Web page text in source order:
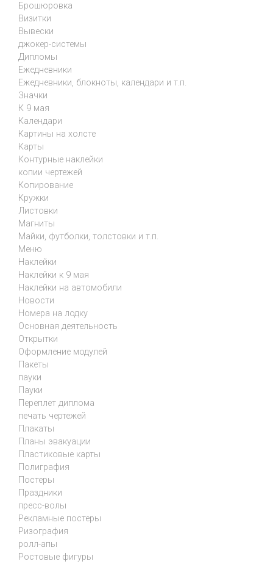
Брошюровка
Визитки
Вывески
джокер-системы
Дипломы
Ежедневники
Ежедневники, блокноты, календари и т.п.
Значки
К 9 мая
Календари
Картины на холсте
Карты
Контурные наклейки
копии чертежей
Копирование
Кружки
Листовки
Магниты
Майки, футболки, толстовки и т.п.
Меню
Наклейки
Наклейки к 9 мая
Наклейки на автомобили
Новости
Номера на лодку
Основная деятельность
Открытки
Оформление модулей
Пакеты
пауки
Пауки
Переплет диплома
печать чертежей
Плакаты
Планы эвакуации
Пластиковые карты
Полиграфия
Постеры
Праздники
пресс-волы
Рекламные постеры
Ризография
ролл-апы
Ростовые фигуры